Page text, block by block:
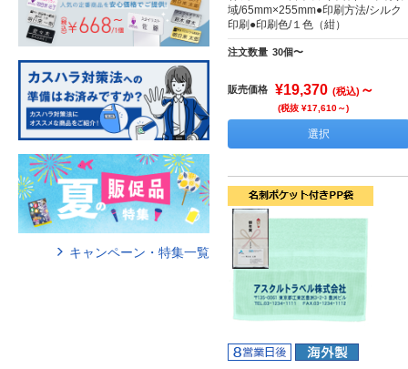
域/65mm×255mm●印刷方法/シルク
印刷●印刷色/１色（紺）
注文数量 30個〜
販売価格 ¥19,370 (税込) ～
(税抜 ¥17,610～)
選択
キャンペーン・特集一覧